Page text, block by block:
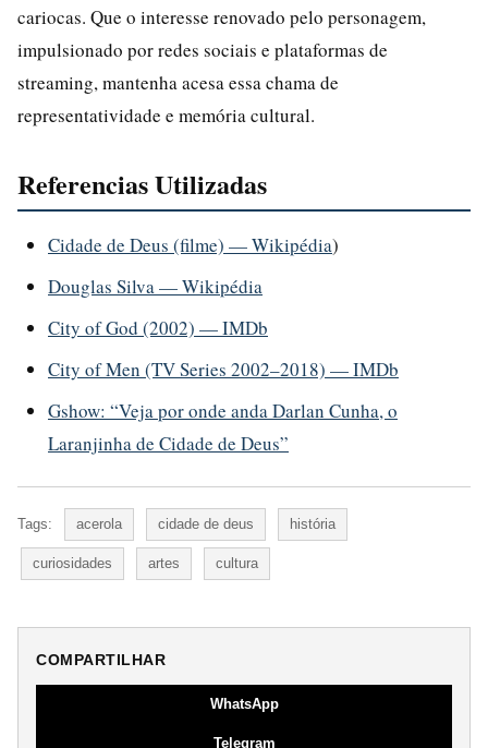
cariocas. Que o interesse renovado pelo personagem,
impulsionado por redes sociais e plataformas de
streaming, mantenha acesa essa chama de
representatividade e memória cultural.
Referencias Utilizadas
Cidade de Deus (filme) — Wikipédia)
Douglas Silva — Wikipédia
City of God (2002) — IMDb
City of Men (TV Series 2002–2018) — IMDb
Gshow: “Veja por onde anda Darlan Cunha, o
Laranjinha de Cidade de Deus”
Tags: acerola cidade de deus história
curiosidades artes cultura
COMPARTILHAR
WhatsApp
Telegram